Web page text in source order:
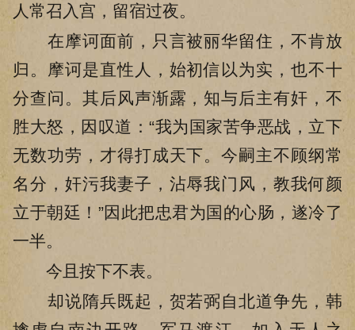
人常召入宫，留宿过夜。
在摩诃面前，只言被丽华留住，不肯放
归。摩诃是直性人，始初信以为实，也不十
分查问。其后风声渐露，知与后主有奸，不
胜大怒，因叹道：“我为国家苦争恶战，立下
无数功劳，才得打成天下。今嗣主不顾纲常
名分，奸污我妻子，沾辱我门风，教我何颜
立于朝廷！”因此把忠君为国的心肠，遂冷了
一半。
今且按下不表。
却说隋兵既起，贺若弼自北道争先，韩